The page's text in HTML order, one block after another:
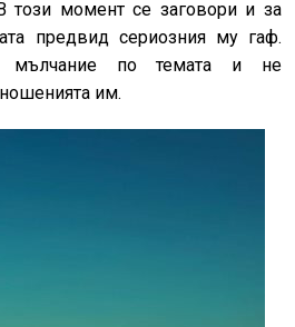
този момент се заговори и за
предвид сериозния му гаф.
мълчание по темата и не
им.